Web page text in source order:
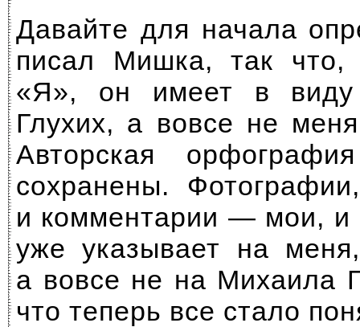
Давайте для начала
писал Мишка, так что,
«Я», он имеет в виду
Глухих, а вовсе не
Авторская
сохранены.
и комментарии — мои, и
уже указывает на
а вовсе не на Михаила
что теперь все стало